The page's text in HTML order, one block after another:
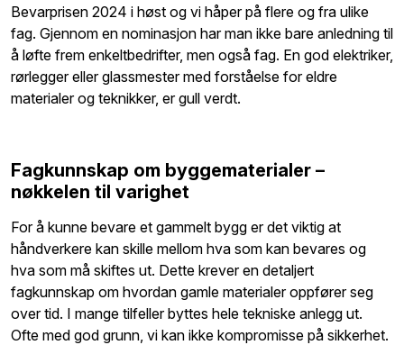
Bevarprisen 2024 i høst og vi håper på flere og fra ulike
fag. Gjennom en nominasjon har man ikke bare anledning til
å løfte frem enkeltbedrifter, men også fag. En god elektriker,
rørlegger eller glassmester med forståelse for eldre
materialer og teknikker, er gull verdt.
Fagkunnskap om byggematerialer –
nøkkelen til varighet
For å kunne bevare et gammelt bygg er det viktig at
håndverkere kan skille mellom hva som kan bevares og
hva som må skiftes ut. Dette krever en detaljert
fagkunnskap om hvordan gamle materialer oppfører seg
over tid. I mange tilfeller byttes hele tekniske anlegg ut.
Ofte med god grunn, vi kan ikke kompromisse på sikkerhet.